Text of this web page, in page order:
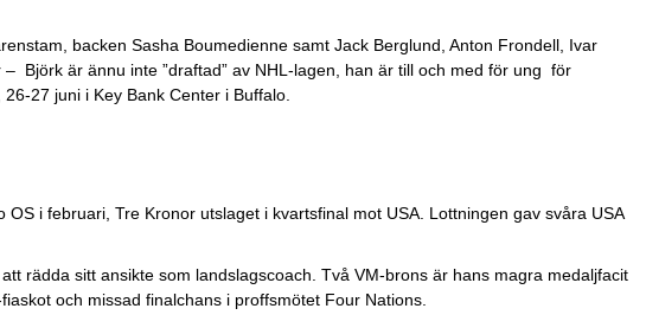
backen Sasha Boumedienne samt Jack Berglund, Anton Frondell, Ivar
Björk är ännu inte ”draftad” av NHL-lagen, han är till och med för ung för
27 juni i Key Bank Center i Buffalo.
OS i februari, Tre Kronor utslaget i kvartsfinal mot USA. Lottningen gav svåra USA
rädda sitt ansikte som landslagscoach. Två VM-brons är hans magra medaljfacit
och missad finalchans i proffsmötet Four Nations.